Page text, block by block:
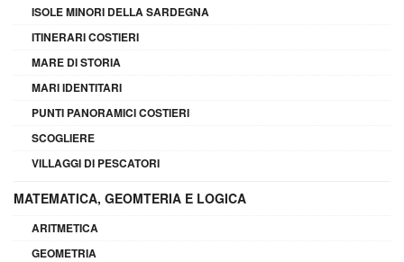
ISOLE MINORI DELLA SARDEGNA
ITINERARI COSTIERI
MARE DI STORIA
MARI IDENTITARI
PUNTI PANORAMICI COSTIERI
SCOGLIERE
VILLAGGI DI PESCATORI
MATEMATICA, GEOMTERIA E LOGICA
ARITMETICA
GEOMETRIA